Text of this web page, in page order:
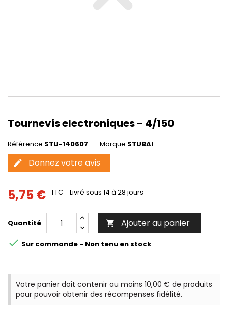
Tournevis electroniques - 4/150
Référence STU-140607 Marque STUBAI
edit Donnez votre avis
5,75 € TTC Livré sous 14 à 28 jours
Quantité  Ajouter au panier
 Sur commande - Non tenu en stock
Votre panier doit contenir au moins 10,00 € de produits
pour pouvoir obtenir des récompenses fidélité.